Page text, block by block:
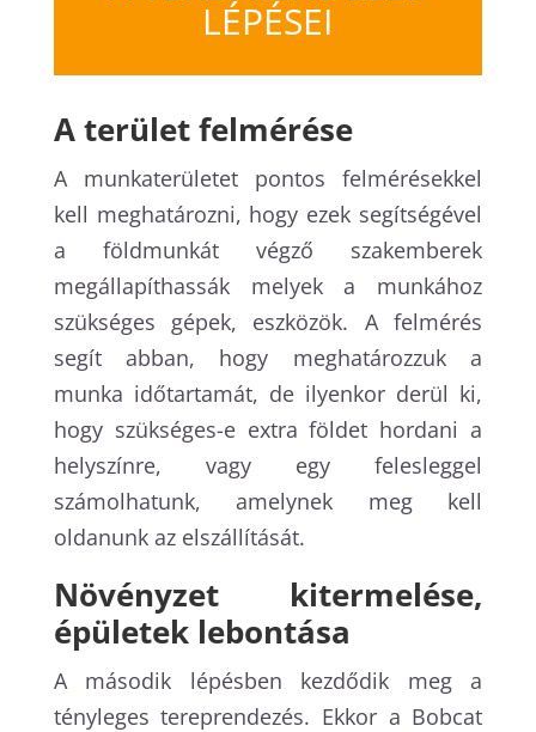
LÉPÉSEI
A terület felmérése
A munkaterületet pontos felmérésekkel
kell meghatározni, hogy ezek segítségével
a földmunkát végző szakemberek
megállapíthassák melyek a munkához
szükséges gépek, eszközök. A felmérés
segít abban, hogy meghatározzuk a
munka időtartamát, de ilyenkor derül ki,
hogy szükséges-e extra földet hordani a
helyszínre, vagy egy felesleggel
számolhatunk, amelynek meg kell
oldanunk az elszállítását.
Növényzet kitermelése,
épületek lebontása
A második lépésben kezdődik meg a
tényleges tereprendezés. Ekkor a Bobcat